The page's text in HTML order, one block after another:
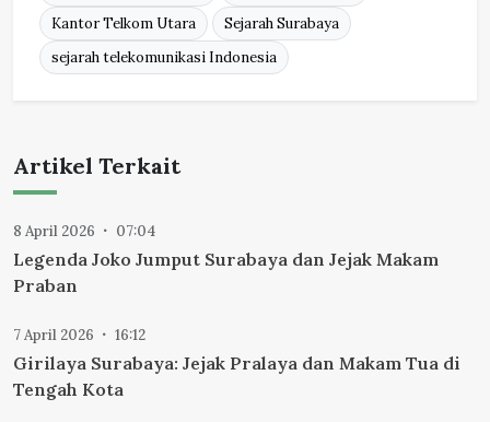
Kantor Telkom Utara
Sejarah Surabaya
sejarah telekomunikasi Indonesia
Artikel Terkait
8 April 2026 07:04
Legenda Joko Jumput Surabaya dan Jejak Makam
Praban
7 April 2026 16:12
Girilaya Surabaya: Jejak Pralaya dan Makam Tua di
Tengah Kota